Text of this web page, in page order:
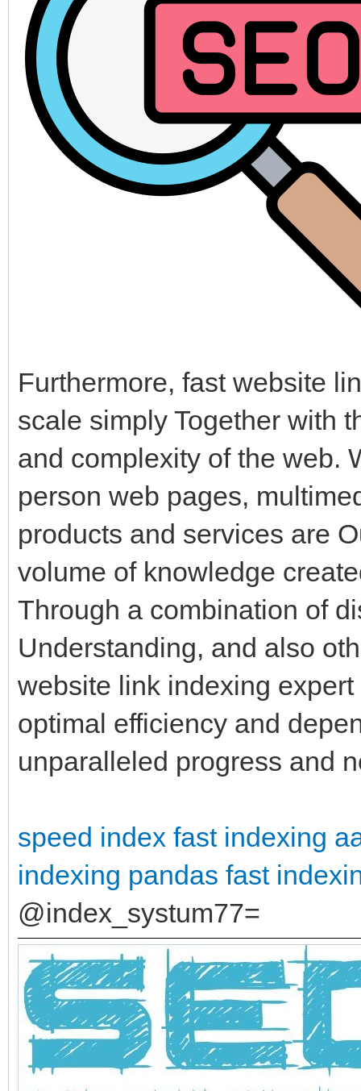
Furthermore, fast website
scale simply Together with
and complexity of the web.
person web pages,
products and services are
volume of knowledge
Through a combination of
Understanding, and also
website link indexing
optimal efficiency and
unparalleled progress and
speed index fast indexing
indexing pandas fast
@index_systum77=